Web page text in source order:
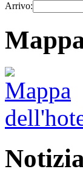
Arrivo: